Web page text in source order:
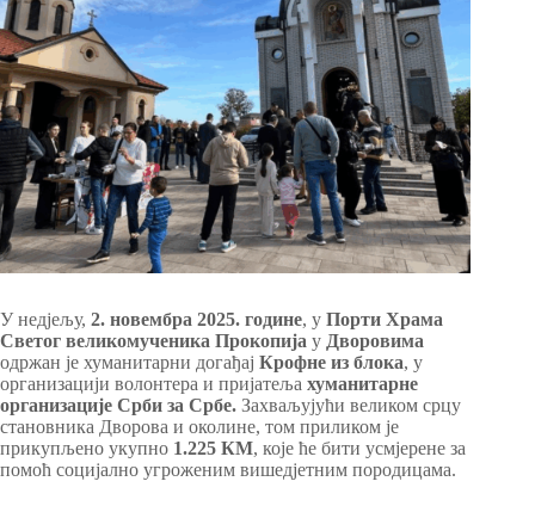
У недјељу, 2. новембра 2025. године, у Порти Храма
Светог великомученика Прокопија у Дворовима
одржан је хуманитарни догађај Крофне из блока, у
организацији волонтера и пријатеља хуманитарне
организације Срби за Србе. Захваљујући великом срцу
становника Дворова и околине, том приликом је
прикупљено укупно 1.225 КМ, које ће бити усмјерене за
помоћ социјално угроженим вишедјетним породицама.